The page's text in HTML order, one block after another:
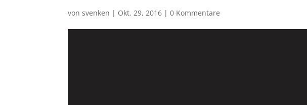
vonsvenken | Okt. 29, 2016 |0 Kommentare